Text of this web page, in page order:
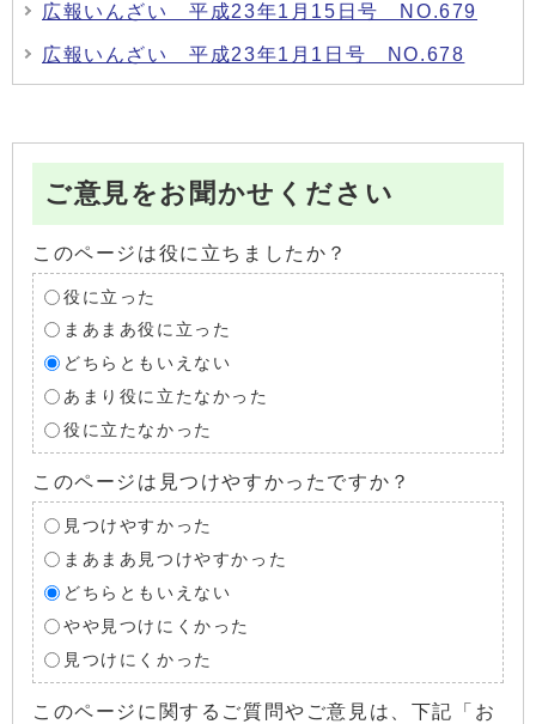
広報いんざい 平成23年1月15日号 NO.679
広報いんざい 平成23年1月1日号 NO.678
ご意見をお聞かせください
このページは役に立ちましたか？
役に立った
まあまあ役に立った
どちらともいえない
あまり役に立たなかった
役に立たなかった
このページは見つけやすかったですか？
見つけやすかった
まあまあ見つけやすかった
どちらともいえない
やや見つけにくかった
見つけにくかった
このページに関するご質問やご意見は、下記「お